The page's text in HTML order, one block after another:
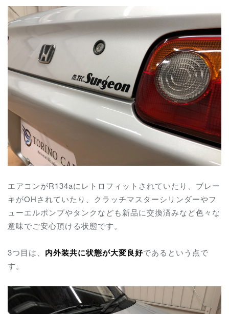
エアコンがR134aにレトロフィットされていたり、ブレー
キがOHされていたり、クラッチマスターシリンダーやフ
ューエルポンプやタンクなども新品に交換済みなど色々な
意味でご安心頂ける状態です。
3つ目は、 内外装共に状態が大変良好であるという点で
す。